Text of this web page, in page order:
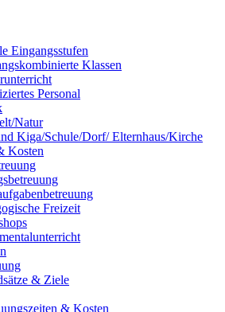
Eingangsstufen
Klassen
Personal
Natur
Kiga/Schule/Dorf/ Elternhaus/Kirche
Kosten
Freizeit
& Ziele
& Kosten